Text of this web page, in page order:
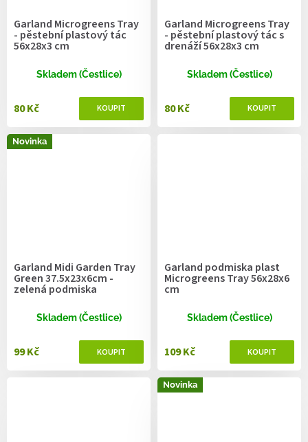
Garland Microgreens Tray
- pěstební plastový tác
56x28x3 cm
Skladem (Čestlice)
80 Kč
Garland Microgreens Tray
- pěstební plastový tác s
drenáží 56x28x3 cm
Skladem (Čestlice)
80 Kč
Novinka
Garland Midi Garden Tray
Green 37.5x23x6cm -
zelená podmiska
Skladem (Čestlice)
99 Kč
Garland podmiska plast
Microgreens Tray 56x28x6
cm
Skladem (Čestlice)
109 Kč
Novinka